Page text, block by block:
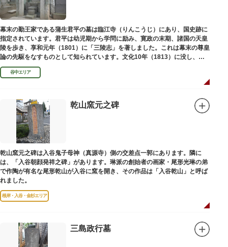
幕末の勤王家である蒲生君平の墓は臨江寺（りんこうじ）にあり、国史跡に
指定されています。君平は幼児期から学問に励み、寛政の末期、諸国の天皇
陵を歩き、享和元年（1801）に「三陵志」を著しました。これは幕末の尊皇
論の先駆をなすものとして知られています。文化10年（1813）に没し、高
山彦三郎や林子平と共に「寛政三奇人」の一人にあげられています。
谷中エリア
乾山窯元之碑
乾山窯元之碑は入谷鬼子母神（真源寺）側の交差点一郭にあります。隣に
は、「入谷朝顔発祥之碑」があります。琳派の創始者の画家・尾形光琳の弟
で作陶が有名な尾形乾山が入谷に窯を開き、その作品は「入谷乾山」と呼ば
れました。
根岸・入谷・金杉エリア
三島政行墓